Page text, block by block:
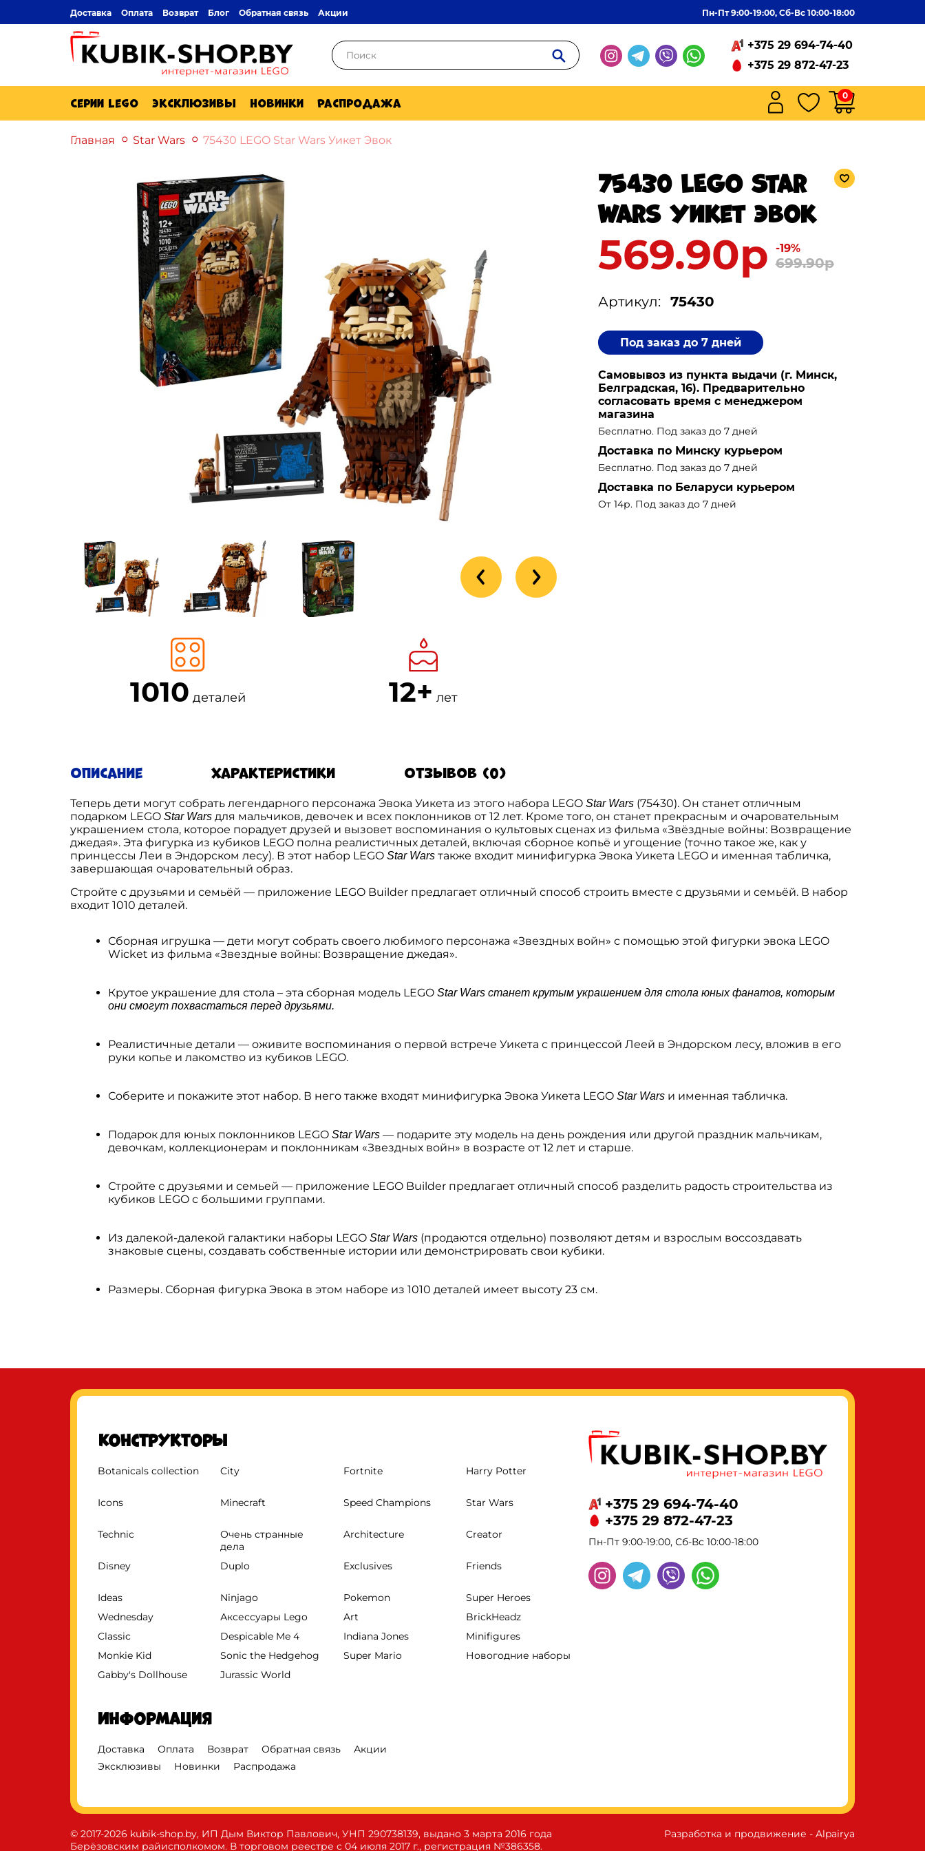
Доставка Оплата Возврат Блог Обратная связь Акции Пн-Пт 9:00-19:00, Сб-Вс 10:00-18:00
+375 29 694-74-40
+375 29 872-47-23
Серии Lego Эксклюзивы Новинки Распродажа
0
Главная Star Wars 75430 LEGO Star Wars Уикет Эвок
75430 LEGO Star
Wars Уикет Эвок
569.90р -19%
699.90р
Артикул: 75430
Под заказ до 7 дней
Самовывоз из пункта выдачи (г. Минск,
Белградская, 16). Предварительно
согласовать время с менеджером
магазина
Бесплатно. Под заказ до 7 дней
Доставка по Минску курьером
Бесплатно. Под заказ до 7 дней
Доставка по Беларуси курьером
От 14р. Под заказ до 7 дней
1010 деталей 12+ лет
Описание Характеристики Отзывов (0)
Теперь дети могут собрать легендарного персонажа Эвока Уикета из этого набора LEGO Star Wars (75430). Он станет отличным
подарком LEGO Star Wars для мальчиков, девочек и всех поклонников от 12 лет. Кроме того, он станет прекрасным и очаровательным
украшением стола, которое порадует друзей и вызовет воспоминания о культовых сценах из фильма «Звёздные войны: Возвращение
джедая». Эта фигурка из кубиков LEGO полна реалистичных деталей, включая сборное копьё и угощение (точно такое же, как у
принцессы Леи в Эндорском лесу). В этот набор LEGO Star Wars также входит минифигурка Эвока Уикета LEGO и именная табличка,
завершающая очаровательный образ.
Стройте с друзьями и семьёй — приложение LEGO Builder предлагает отличный способ строить вместе с друзьями и семьёй. В набор
входит 1010 деталей.
Сборная игрушка — дети могут собрать своего любимого персонажа «Звездных войн» с помощью этой фигурки эвока LEGO
Wicket из фильма «Звездные войны: Возвращение джедая».
Крутое украшение для стола – эта сборная модель LEGO Star Wars станет крутым украшением для стола юных фанатов, которым
они смогут похвастаться перед друзьями.
Реалистичные детали — оживите воспоминания о первой встрече Уикета с принцессой Леей в Эндорском лесу, вложив в его
руки копье и лакомство из кубиков LEGO.
Соберите и покажите этот набор. В него также входят минифигурка Эвока Уикета LEGO Star Wars и именная табличка.
Подарок для юных поклонников LEGO Star Wars — подарите эту модель на день рождения или другой праздник мальчикам,
девочкам, коллекционерам и поклонникам «Звездных войн» в возрасте от 12 лет и старше.
Стройте с друзьями и семьей — приложение LEGO Builder предлагает отличный способ разделить радость строительства из
кубиков LEGO с большими группами.
Из далекой-далекой галактики наборы LEGO Star Wars (продаются отдельно) позволяют детям и взрослым воссоздавать
знаковые сцены, создавать собственные истории или демонстрировать свои кубики.
Размеры. Сборная фигурка Эвока в этом наборе из 1010 деталей имеет высоту 23 см.
Конструкторы
Botanicals collection City Fortnite Harry Potter
Icons Minecraft Speed Champions Star Wars
Technic
Очень странные
дела
Architecture Creator
Disney Duplo Exclusives Friends
Ideas Ninjago Pokemon
Super Heroes
Wednesday
Аксессуары Lego Art
BrickHeadz
Classic
Despicable Me 4 Indiana Jones
Minifigures
Monkie Kid
Sonic the Hedgehog Super Mario
Новогодние наборы
Gabby's Dollhouse
Jurassic World
Информация
Доставка Оплата Возврат Обратная связь
Акции
Эксклюзивы
Новинки Распродажа
+375 29 694-74-40
+375 29 872-47-23
Пн-Пт 9:00-19:00, Сб-Вс 10:00-18:00
© 2017-2026 kubik-shop.by, ИП Дым Виктор Павлович, УНП 290738139, выдано 3 марта 2016 года
Берёзовским райисполкомом. В торговом реестре с 04 июля 2017 г., регистрация №386358.
Разработка и продвижение - Alpairya